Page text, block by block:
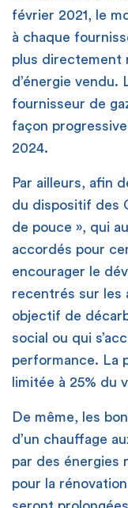
février 2021, le
à chaque
plus directement
d’énergie vendu.
fournisseur de
façon
2024.
Par ailleurs, afin
du dispositif des
de pouce », qui
accordés pour
encourager le
recentrés sur les
objectif de
social ou qui
performance. La
limitée à 25% du
De même, les
d’un chauffage
par des énergies
pour la